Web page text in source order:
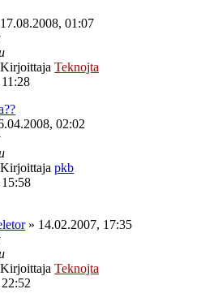
17.08.2008, 01:07
Kirjoittaja Teknojta
02:02
Kirjoittaja pkb
» 14.02.2007, 17:35
Kirjoittaja Teknojta